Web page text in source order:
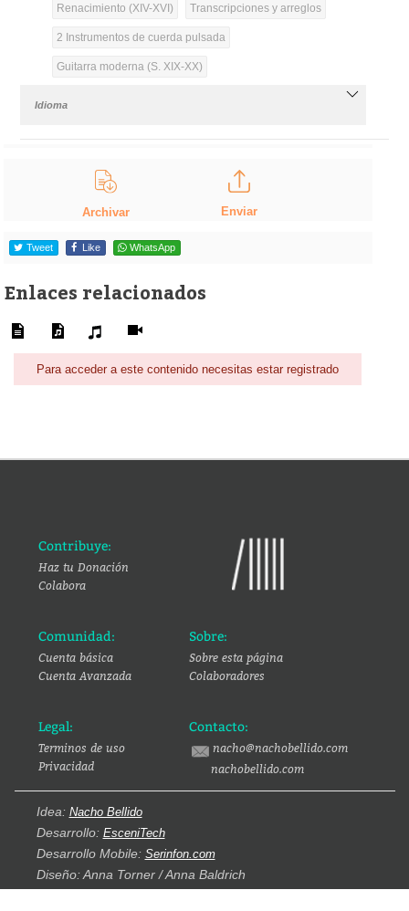
Renacimiento (XIV-XVI) Transcripciones y arreglos
2 Instrumentos de cuerda pulsada
Guitarra moderna (S. XIX-XX)
Idioma
Archivar Enviar
Tweet Like WhatsApp
Enlaces relacionados
Para acceder a este contenido necesitas estar registrado
Contribuye:
Haz tu Donación
Colabora
Comunidad:
Cuenta básica
Cuenta Avanzada
Sobre:
Sobre esta página
Colaboradores
Legal:
Terminos de uso
Privacidad
Contacto:
nacho@nachobellido.com
nachobellido.com
Idea: Nacho Bellido
Desarrollo: EsceniTech
Desarrollo Mobile: Serinfon.com
Diseño: Anna Torner / Anna Baldrich